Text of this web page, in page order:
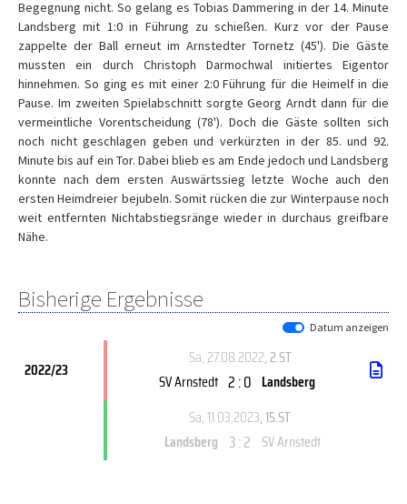
Begegnung nicht. So gelang es Tobias Dammering in der 14. Minute
Landsberg mit 1:0 in Führung zu schießen. Kurz vor der Pause
zappelte der Ball erneut im Arnstedter Tornetz (45'). Die Gäste
mussten ein durch Christoph Darmochwal initiertes Eigentor
hinnehmen. So ging es mit einer 2:0 Führung für die Heimelf in die
Pause. Im zweiten Spielabschnitt sorgte Georg Arndt dann für die
vermeintliche Vorentscheidung (78'). Doch die Gäste sollten sich
noch nicht geschlagen geben und verkürzten in der 85. und 92.
Minute bis auf ein Tor. Dabei blieb es am Ende jedoch und Landsberg
konnte nach dem ersten Auswärtssieg letzte Woche auch den
ersten Heimdreier bejubeln. Somit rücken die zur Winterpause noch
weit entfernten Nichtabstiegsränge wieder in durchaus greifbare
Nähe.
Bisherige Ergebnisse
Datum anzeigen
2022/23
Sa, 27.08.2022, 2.ST
SV Arnstedt 2 : 0 Landsberg
Sa, 11.03.2023, 15.ST
Landsberg 3 : 2 SV Arnstedt